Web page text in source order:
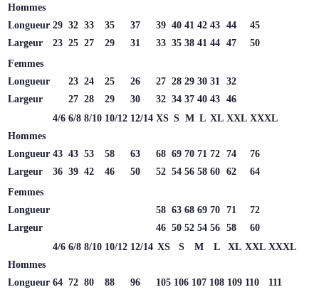
Hommes
Longueur 29 32 33 35 37 39 40 41 42 43 44
45
Largeur
23 25 27 29 31 33 35 38 41 44 47
50
Femmes
Longueur
23 24 25 26 27 28 29 30 31
32
Largeur
27 28 29 30 32 34 37 40 43 46
4/6 6/8 8/10 10/12 12/14 XS S M L XL XXL XXXL
Hommes
Longueur 43 43 53 58 63 68 69 70 71 72 74
76
Largeur
36 39 42 46 50 52 54 56 58 60 62
64
Femmes
Longueur
58 63 68 69 70 71
72
Largeur
46 50 52 54 56 58
60
4/6 6/8 8/10 10/12 12/14 XS S M L XL XXL XXXL
Hommes
Longueur 64 72 80 88 96 105 106 107 108 109 110
111